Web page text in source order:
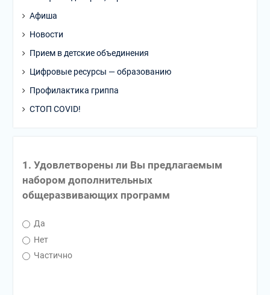
Афиша
Новости
Прием в детские объединения
Цифровые ресурсы — образованию
Профилактика гриппа
СТОП COVID!
1. Удовлетворены ли Вы предлагаемым
набором дополнительных
общеразвивающих программ
Да
Нет
Частично